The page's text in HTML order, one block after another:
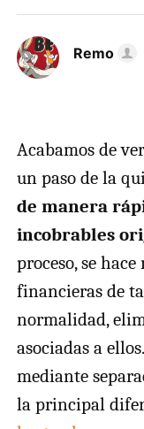
Remo
Acabamos de
un paso de la
de manera
incobrables
proceso, se
financieras de
normalidad,
asociadas a
mediante
la principal